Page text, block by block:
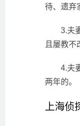
待、遗弃
3.夫妻
且屡教不
4.夫妻
两年的。
上海侦